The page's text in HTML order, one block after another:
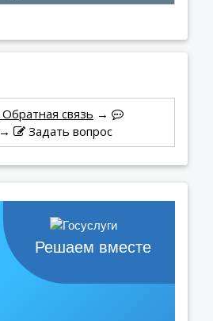
Обратная связь →
→ Задать вопрос
Решаем вместе